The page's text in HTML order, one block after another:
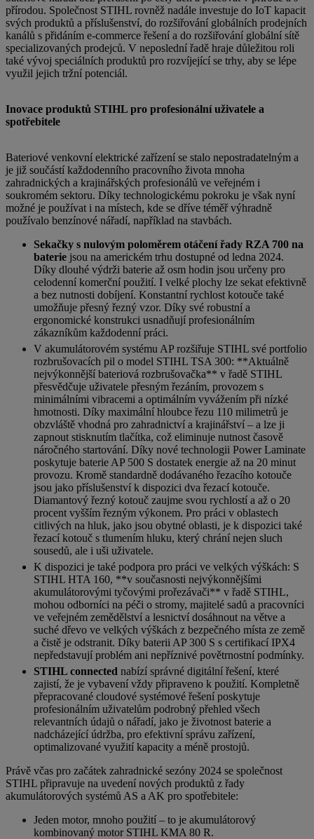
přírodou. Společnost STIHL rovněž nadále investuje do IoT kapacit
svých produktů a příslušenství, do rozšiřování globálních prodejních
kanálů s přidáním e-commerce řešení a do rozšiřování globální sítě
specializovaných prodejců. V neposlední řadě hraje důležitou roli
také vývoj speciálních produktů pro rozvíjející se trhy, aby se lépe
využil jejich tržní potenciál.
Inovace produktů STIHL pro profesionální uživatele a
spotřebitele
Bateriové venkovní elektrické zařízení se stalo nepostradatelným a
je již součástí každodenního pracovního života mnoha
zahradnických a krajinářských profesionálů ve veřejném i
soukromém sektoru. Díky technologickému pokroku je však nyní
možné je používat i na místech, kde se dříve téměř výhradně
používalo benzínové nářadí, například na stavbách.
Sekačky s nulovým poloměrem otáčení řady RZA 700 na
baterie jsou na americkém trhu dostupné od ledna 2024.
Díky dlouhé výdrži baterie až osm hodin jsou určeny pro
celodenní komerční použití. I velké plochy lze sekat efektivně
a bez nutnosti dobíjení. Konstantní rychlost kotouče také
umožňuje přesný řezný vzor. Díky své robustní a
ergonomické konstrukci usnadňují profesionálním
zákazníkům každodenní práci.
V akumulátorovém systému AP rozšiřuje STIHL své portfolio
rozbrušovacích pil o model STIHL TSA 300: **Aktuálně
nejvýkonnější bateriová rozbrušovačka** v řadě STIHL
přesvědčuje uživatele přesným řezáním, provozem s
minimálními vibracemi a optimálním vyvážením při nízké
hmotnosti. Díky maximální hloubce řezu 110 milimetrů je
obzvláště vhodná pro zahradnictví a krajinářství – a lze ji
zapnout stisknutím tlačítka, což eliminuje nutnost časově
náročného startování. Díky nové technologii Power Laminate
poskytuje baterie AP 500 S dostatek energie až na 20 minut
provozu. Kromě standardně dodávaného řezacího kotouče
jsou jako příslušenství k dispozici dva řezací kotouče.
Diamantový řezný kotouč zaujme svou rychlostí a až o 20
procent vyšším řezným výkonem. Pro práci v oblastech
citlivých na hluk, jako jsou obytné oblasti, je k dispozici také
řezací kotouč s tlumením hluku, který chrání nejen sluch
sousedů, ale i uši uživatele.
K dispozici je také podpora pro práci ve velkých výškách: S
STIHL HTA 160, **v současnosti nejvýkonnějšími
akumulátorovými tyčovými prořezávači** v řadě STIHL,
mohou odborníci na péči o stromy, majitelé sadů a pracovníci
ve veřejném zemědělství a lesnictví dosáhnout na větve a
suché dřevo ve velkých výškách z bezpečného místa ze země
a čistě je odstranit. Díky baterii AP 300 S s certifikací IPX4
nepředstavují problém ani nepříznivé povětrnostní podmínky.
STIHL connected nabízí správné digitální řešení, které
zajistí, že je vybavení vždy připraveno k použití. Kompletně
přepracované cloudové systémové řešení poskytuje
profesionálním uživatelům podrobný přehled všech
relevantních údajů o nářadí, jako je životnost baterie a
nadcházející údržba, pro efektivní správu zařízení,
optimalizované využití kapacity a méně prostojů.
Právě včas pro začátek zahradnické sezóny 2024 se společnost
STIHL připravuje na uvedení nových produktů z řady
akumulátorových systémů AS a AK pro spotřebitele:
Jeden motor, mnoho použití – to je akumulátorový
kombinovaný motor STIHL KMA 80 R.